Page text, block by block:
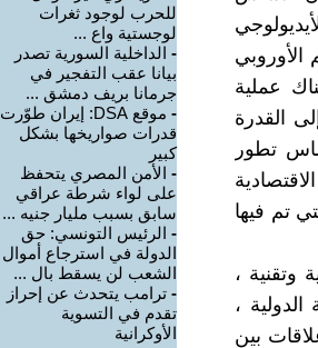
الأوروبي
عملية
القدرة
تطور
تم فيها
وتقنية ،
،
بين
للحرب لوجود ثغرات
لوجستية واع ...
- الداخلية السورية تصدر
بيانا عقب التفجير في
جرمانا بريف دمشق ...
-
موقع DSA: إيران طوّرت
قدرات صواريخها بشكل
كبير
- الأمن المصري يتحفظ
على لواء شرطة عراقي
سابق بسبب مليار جنيه ...
- الرئيس التونسي: حق
الدولة في استرجاع أموال
الشعب لن يسقط بال ...
- ترامب يتحدث عن إحراز
تقدم في التسوية
الأوكرانية